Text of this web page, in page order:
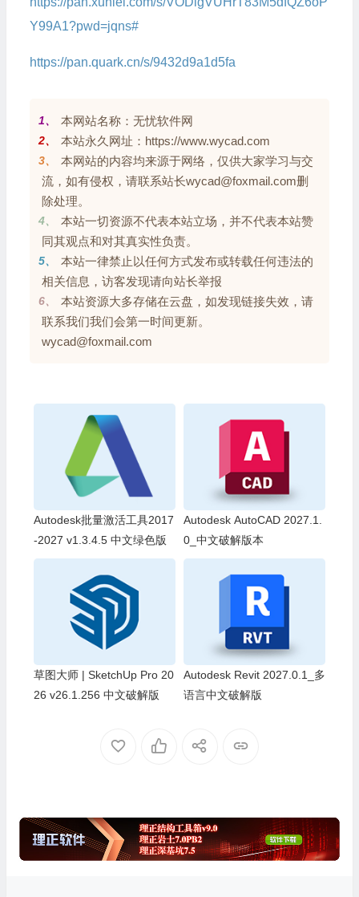
Y99A1?pwd=jqns#
https://pan.quark.cn/s/9432d9a1d5fa
1、 本网站名称：无忧软件网
2、 本站永久网址：https://www.wycad.com
3、
本网站的内容均来源于网络，仅供大家学习与交
流，如有侵权，请联系站长wycad@foxmail.com删
除处理。
4、
本站一切资源不代表本站立场，并不代表本站赞
同其观点和对其真实性负责。
5、
本站一律禁止以任何方式发布或转载任何违法的
相关信息，访客发现请向站长举报
6、
本站资源大多存储在云盘，如发现链接失效，请
联系我们我们会第一时间更新。
wycad@foxmail.com
Autodesk批量激活工具2017
-2027 v1.3.4.5 中文绿色版
Autodesk AutoCAD 2027.1.
0_中文破解版本
草图大师 | SketchUp Pro 20
26 v26.1.256 中文破解版
Autodesk Revit 2027.0.1_多
语言中文破解版